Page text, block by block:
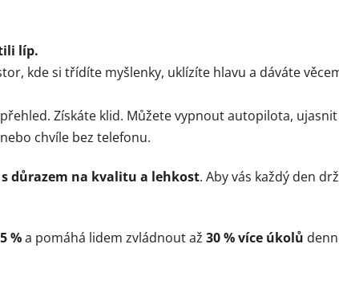
líp.
kde si třídíte myšlenky, uklízíte hlavu a dáváte
Získáte klid. Můžete vypnout autopilota,
chvíle bez telefonu.
s důrazem na kvalitu a lehkost. Aby vás každý den
%a pomáhá lidem zvládnout až 30 % více úkolů